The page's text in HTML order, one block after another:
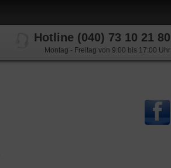
Hotline (040) 73 10 21 80
Montag - Freitag von 9:00 bis 17:00 Uhr